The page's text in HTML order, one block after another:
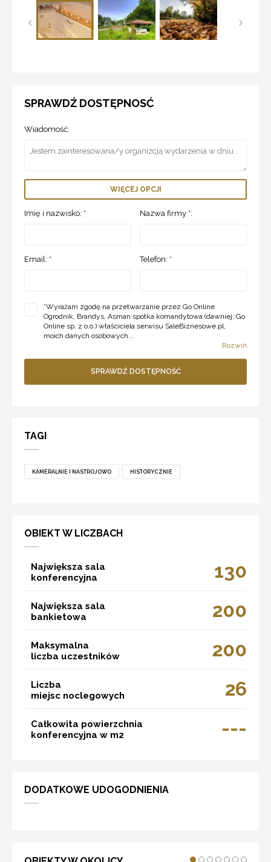
SPRAWDŹ DOSTĘPNOSĆ
Wiadomość:
WIĘCEJ OPCJI
Imię i nazwisko: * Nazwa firmy *:
Email: * Telefon: *
*Wyrażam zgodę na przetwarzanie przez Go Online
Ogrodnik, Brandys, Asman spółka komandytowa (dawniej: Go
Online sp. z o.o.) właściciela serwisu SaleBiznesowe.pl,
moich danych osobowych...
Rozwiń
SPRAWDŹ DOSTĘPNOŚĆ
TAGI
KAMERALNIE I NASTROJOWO HISTORYCZNIE
OBIEKT W LICZBACH
Największa sala
konferencyjna
130
Największa sala
bankietowa
200
Maksymalna
liczba uczestników
200
Liczba
miejsc noclegowych
26
Całkowita powierzchnia
konferencyjna w m2
---
DODATKOWE UDOGODNIENIA